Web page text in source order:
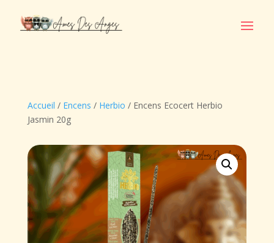
Accueil / Encens / Herbio / Encens Ecocert Herbio
Jasmin 20g